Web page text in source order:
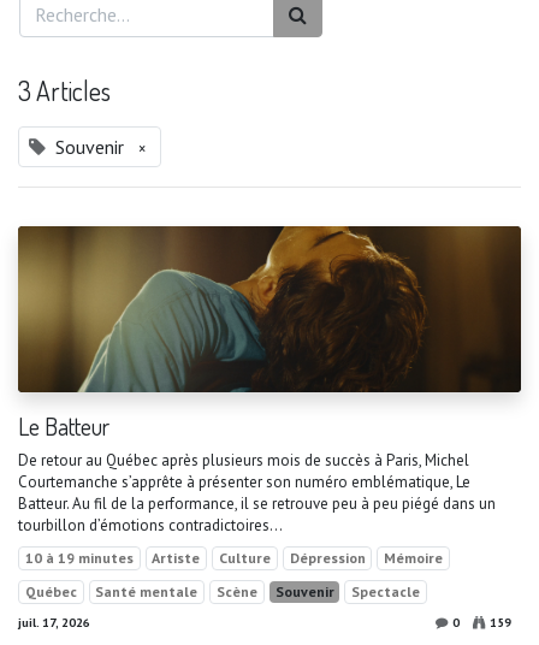
3 Articles
Souvenir ×
Le Batteur
De retour au Québec après plusieurs mois de succès à Paris, Michel
Courtemanche s’apprête à présenter son numéro emblématique, Le
Batteur. Au fil de la performance, il se retrouve peu à peu piégé dans un
tourbillon d’émotions contradictoires...
10 à 19 minutes Artiste Culture Dépression
Mémoire
Québec
Santé mentale Scène Souvenir Spectacle
juil. 17, 2026 0 159